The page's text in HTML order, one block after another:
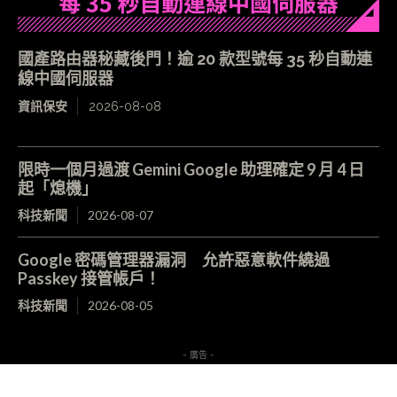
國產路由器秘藏後門！逾 20 款型號每 35 秒自動連
線中國伺服器
資訊保安 2026-08-08
限時一個月過渡 Gemini Google 助理確定 9 月 4 日
起「熄機」
科技新聞 2026-08-07
Google 密碼管理器漏洞 允許惡意軟件繞過
Passkey 接管帳戶！
科技新聞 2026-08-05
- 廣告 -